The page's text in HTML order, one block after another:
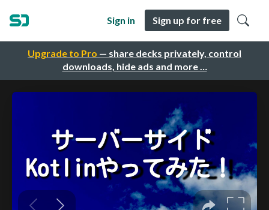
Upgrade to Pro — share decks privately, control
downloads, hide ads and more …
Sign in Sign up for free